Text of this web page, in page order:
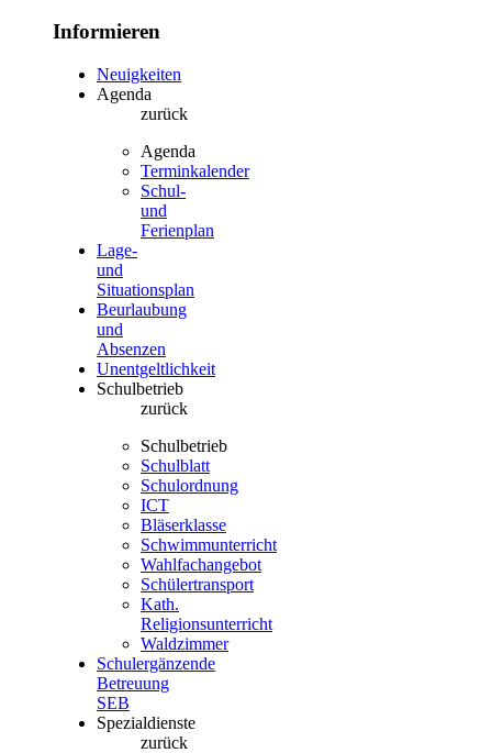
Informieren
Neuigkeiten
Agenda
zurück
Agenda
Terminkalender
Schul-
und
Ferienplan
Lage-
und
Situationsplan
Beurlaubung
und
Absenzen
Unentgeltlichkeit
Schulbetrieb
zurück
Schulbetrieb
Schulblatt
Schulordnung
ICT
Bläserklasse
Schwimmunterricht
Wahlfachangebot
Schülertransport
Kath.
Religionsunterricht
Waldzimmer
Schulergänzende
Betreuung
SEB
Spezialdienste
zurück